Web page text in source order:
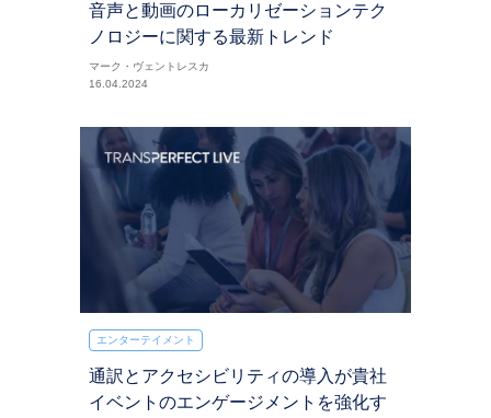
音声と動画のローカリゼーションテク
ノロジーに関する最新トレンド
マーク・ヴェントレスカ
16.04.2024
エンターテイメント
通訳とアクセシビリティの導入が貴社
イベントのエンゲージメントを強化す